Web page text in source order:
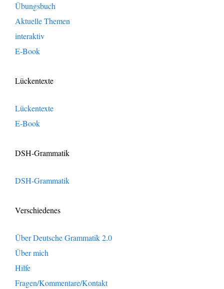
Übungsbuch
Aktuelle Themen
interaktiv
E-Book
Lückentexte
Lückentexte
E-Book
DSH-Grammatik
DSH-Grammatik
Verschiedenes
Über Deutsche Grammatik 2.0
Über mich
Hilfe
Fragen/Kommentare/Kontakt